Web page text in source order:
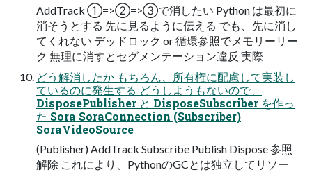
AddTrack ①=>②=>③で消したい Python は最初に
消そうとする 先に見るように伝える でも、先に消し
てくれない デッドロック or 循環参照でメモリーリー
ク 無理に消すとセグメンテーション違反 実際
どう解消したか もちろん、所有権に配慮して実装し
ているのに発生する どうしようもないので、
DisposePublisher と DisposeSubscriber を作っ
た Sora SoraConnection (Subscriber)
SoraVideoSource
(Publisher) AddTrack Subscribe Publish Dispose 参照
解除 これにより、PythonのGCとは独立してリソー